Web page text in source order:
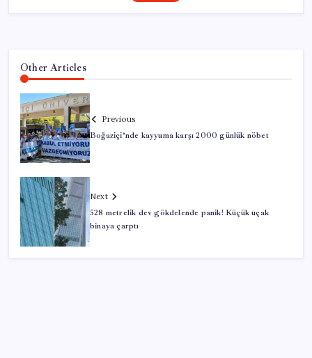
Other Articles
Previous
Boğaziçi’nde kayyuma karşı 2000 günlük nöbet
Next
528 metrelik dev gökdelende panik! Küçük uçak
binaya çarptı